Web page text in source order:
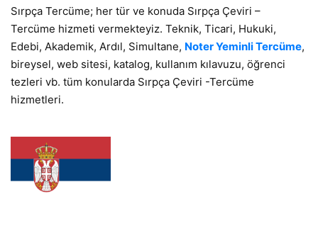
Sırpça Tercüme; her tür ve konuda Sırpça Çeviri –
Tercüme hizmeti vermekteyiz. Teknik, Ticari, Hukuki,
Edebi, Akademik, Ardıl, Simultane, Noter Yeminli Tercüme,
bireysel, web sitesi, katalog, kullanım kılavuzu, öğrenci
tezleri vb. tüm konularda Sırpça Çeviri -Tercüme
hizmetleri.